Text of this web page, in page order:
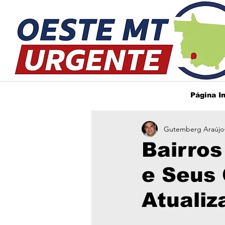
Página
e Seus
Gutemberg Araújo